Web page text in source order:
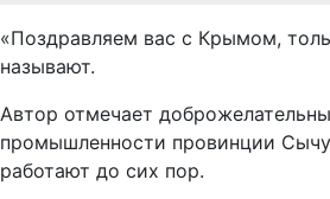
​«Поздравляем вас с Крымом,
называют.
Автор отмечает
промышленности провинции
работают до сих пор.